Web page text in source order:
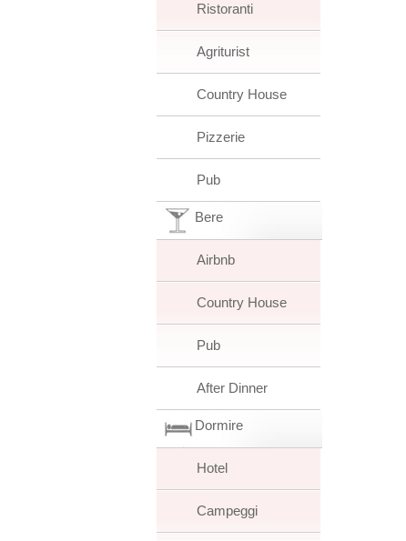
Ristoranti
Agriturist
Country House
Pizzerie
Pub
Bere
Airbnb
Country House
Pub
After Dinner
Dormire
Hotel
Campeggi